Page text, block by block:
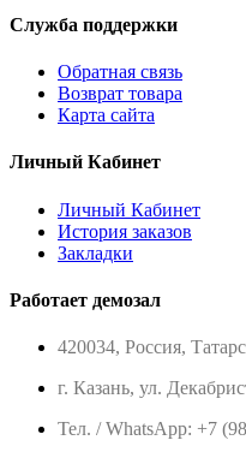
Служба поддержки
Обратная связь
Возврат товара
Карта сайта
Личный Кабинет
Личный Кабинет
История заказов
Закладки
Работает демозал
420034, Россия,
г. Казань, ул.
Тел. / WhatsApp: +7